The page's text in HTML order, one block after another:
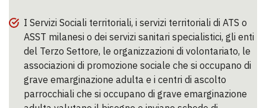
I Servizi Sociali territoriali, i servizi territoriali di ATS o
ASST milanesi o dei servizi sanitari specialistici, gli enti
del Terzo Settore, le organizzazioni di volontariato, le
associazioni di promozione sociale che si occupano di
grave emarginazione adulta e i centri di ascolto
parrocchiali che si occupano di grave emarginazione